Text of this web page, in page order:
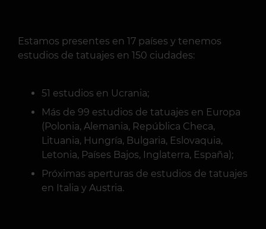
Estamos presentes en 17 países y tenemos
estudios de tatuajes en 150 ciudades:
51 estudios en Ucrania;
Más de 99 estudios de tatuajes en Europa
(Polonia, Alemania, República Checa,
Lituania, Hungría, Bulgaria, Eslovaquia,
Letonia, Países Bajos, Inglaterra, España);
Próximas aperturas de estudios de tatuajes
en Italia y Austria.